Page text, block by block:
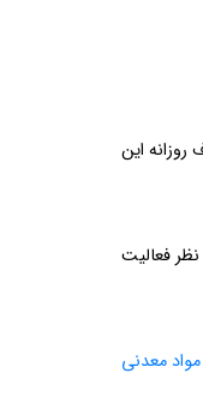
روزانه این
فعالیت
معدنی